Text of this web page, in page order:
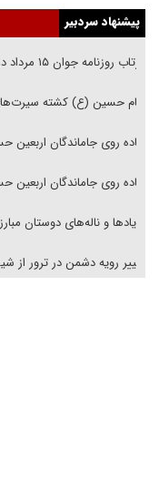
پیشنهاد سردبیر
بازتاب روزنامه جوان ۱۵ مرداد در شبکه خبر
امام حسین (ع) کشته
پیاده روی جاماندگان اربعین
پیاده روی جاماندگان اربعین
فریاد‌ها و ناله‌های دوستان
تغییر رویه دشمن در ترور از